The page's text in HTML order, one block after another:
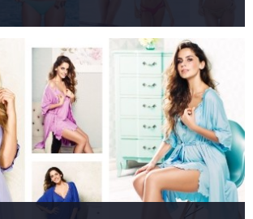
УТОЧНИТЬ ЦЕНУ